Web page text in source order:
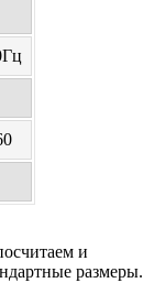
и
размеры.